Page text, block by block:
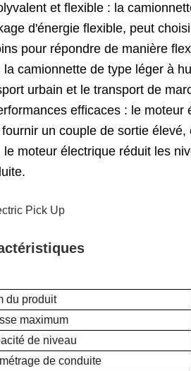
et flexible : la
d'énergie flexible, peut
pour répondre de manière
la camionnette de type léger à
urbain et le transport de
efficaces : le
un couple de sortie
le moteur électrique réduit les
du produit
maximum
de niveau
de conduite